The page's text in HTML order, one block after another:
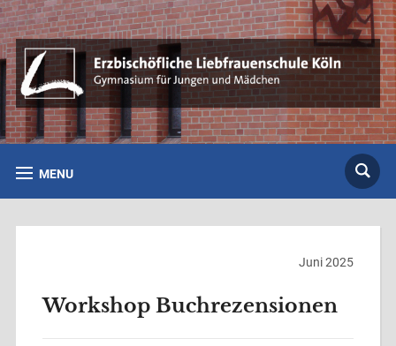
MENU
Juni 2025
Workshop Buchrezensionen